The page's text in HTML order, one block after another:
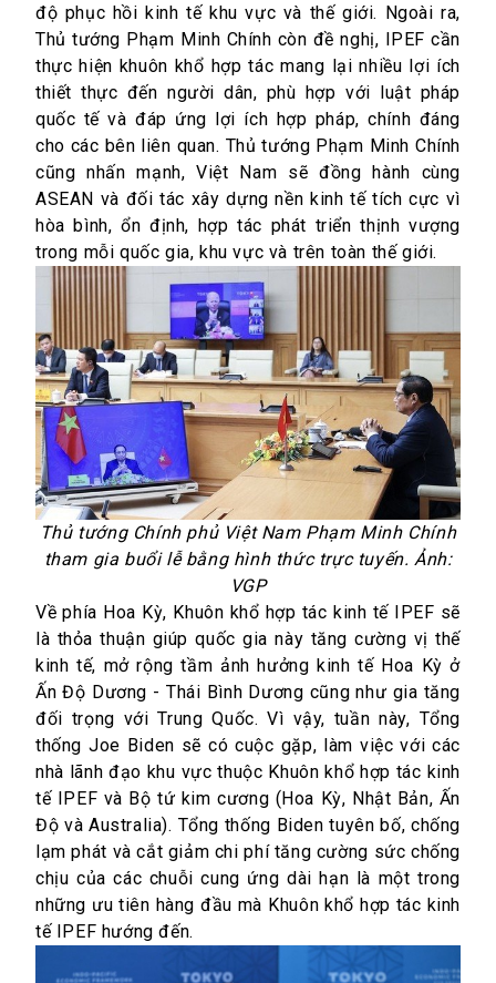
độ phục hồi kinh tế khu vực và thế giới. Ngoài ra,
Thủ tướng Phạm Minh Chính còn đề nghị, IPEF cần
thực hiện khuôn khổ hợp tác mang lại nhiều lợi ích
thiết thực đến người dân, phù hợp với luật pháp
quốc tế và đáp ứng lợi ích hợp pháp, chính đáng
cho các bên liên quan. Thủ tướng Phạm Minh Chính
cũng nhấn mạnh, Việt Nam sẽ đồng hành cùng
ASEAN và đối tác xây dựng nền kinh tế tích cực vì
hòa bình, ổn định, hợp tác phát triển thịnh vượng
trong mỗi quốc gia, khu vực và trên toàn thế giới.
Thủ tướng Chính phủ Việt Nam Phạm Minh Chính
tham gia buổi lễ bằng hình thức trực tuyến. Ảnh:
VGP
Về phía Hoa Kỳ, Khuôn khổ hợp tác kinh tế IPEF sẽ
là thỏa thuận giúp quốc gia này tăng cường vị thế
kinh tế, mở rộng tầm ảnh hưởng kinh tế Hoa Kỳ ở
Ấn Độ Dương - Thái Bình Dương cũng như gia tăng
đối trọng với Trung Quốc. Vì vậy, tuần này, Tổng
thống Joe Biden sẽ có cuộc gặp, làm việc với các
nhà lãnh đạo khu vực thuộc Khuôn khổ hợp tác kinh
tế IPEF và Bộ tứ kim cương (Hoa Kỳ, Nhật Bản, Ấn
Độ và Australia). Tổng thống Biden tuyên bố, chống
lạm phát và cắt giảm chi phí tăng cường sức chống
chịu của các chuỗi cung ứng dài hạn là một trong
những ưu tiên hàng đầu mà Khuôn khổ hợp tác kinh
tế IPEF hướng đến.